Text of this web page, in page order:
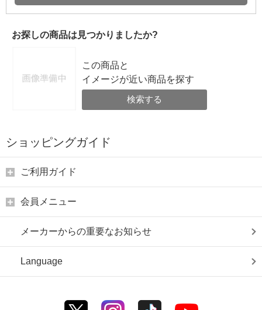
お探しの商品は見つかりましたか?
この商品と
イメージが近い商品を探す
検索する
ショッピングガイド
ご利用ガイド
会員メニュー
メーカーからの重要なお知らせ
Language